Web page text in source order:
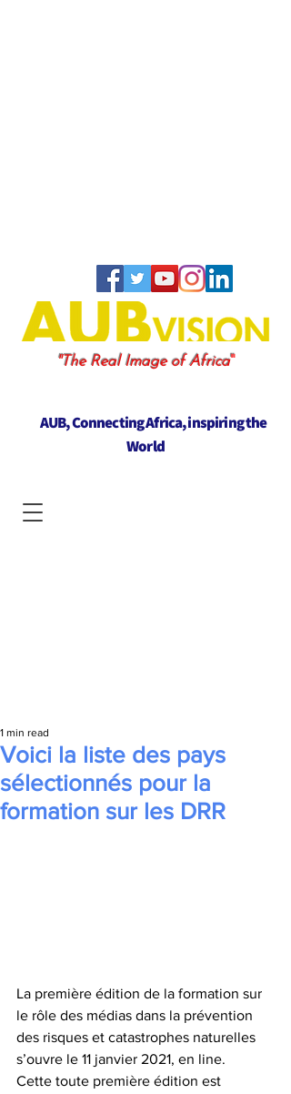
"The Real Image of Africa"
AUB, Connecting Africa, inspiring the
World
Voici la liste des pays
sélectionnés pour la
formation sur les DRR
1 min read
La première édition de la formation sur
le rôle des médias dans la prévention
des risques et catastrophes naturelles
s’ouvre le 11 janvier 2021, en line.
Cette toute première édition est